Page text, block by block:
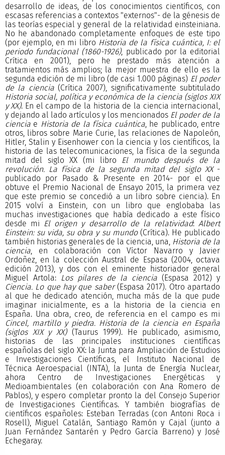
desarrollo de ideas, de los conocimientos científicos, con
escasas referencias a contextos "externos"- de la génesis de
las teorías especial y general de la relatividad einsteiniana.
No he abandonado completamente enfoques de este tipo
(por ejemplo, en mi libro Historia de la física cuántica, I: el
periodo fundacional (1860-1926), publicado por la editorial
Crítica en 2001), pero he prestado más atención a
tratamientos más amplios; la mejor muestra de ello es la
segunda edición de mi libro (de casi 1.000 páginas) El poder
de la ciencia(Crítica 2007), significativamente subtitulado
Historia social, política y económica de la ciencia (siglos XIX
y XX). En el campo de la historia de la ciencia internacional,
y dejando al lado artículos y los mencionados El poder de la
cienciae Historia de la física cuántica, he publicado, entre
otros, libros sobre Marie Curie, las relaciones de Napoleón,
Hitler, Stalin y Eisenhower con la ciencia y los científicos, la
historia de las telecomunicaciones, la física de la segunda
mitad del siglo XX (mi libro El mundo después de la
revolución. La física de la segunda mitad del siglo XX-
publicado por Pasado & Presente en 2014- por el que
obtuve el Premio Nacional de Ensayo 2015, la primera vez
que este premio se concedió a un libro sobre ciencia). En
2015 volví a Einstein, con un libro que englobaba las
muchas investigaciones que había dedicado a este físico
desde mi El origen y desarrollo de la relatividad:Albert
Einstein: su vida, su obra y su mundo(Crítica). He publicado
también historias generales de la ciencia, una, Historia de la
ciencia, en colaboración con Víctor Navarro y Javier
Ordoñez, en la colección Austral de Espasa (2004, octava
edición 2013), y dos con el eminente historiador general
Miguel Artola: Los pilares de la ciencia (Espasa 2012) y
Ciencia. Lo que hay que saber(Espasa 2017). Otro apartado
al que he dedicado atención, mucha más de la que pude
imaginar inicialmente, es a la historia de la ciencia en
España. Una obra, creo, de referencia en el campo es mi
Cincel, martillo y piedra. Historia de la ciencia en España
(siglos XIX y XX)(Taurus 1999). He publicado, asimismo,
historias de las principales instituciones científicas
españolas del siglo XX: la Junta para Ampliación de Estudios
e Investigaciones Científicas, el Instituto Nacional de
Técnica Aeroespacial (INTA), la Junta de Energía Nuclear,
ahora Centro de Investigaciones Energéticas y
Medioambientales (en colaboración con Ana Romero de
Pablos), y espero completar pronto la del Consejo Superior
de Investigaciones Científicas. Y también biografías de
científicos españoles: Esteban Terradas (con Antoni Roca i
Rosell), Miguel Catalán, Santiago Ramón y Cajal (junto a
Juan Fernández Santarén y Pedro García Barreno) y José
Echegaray.